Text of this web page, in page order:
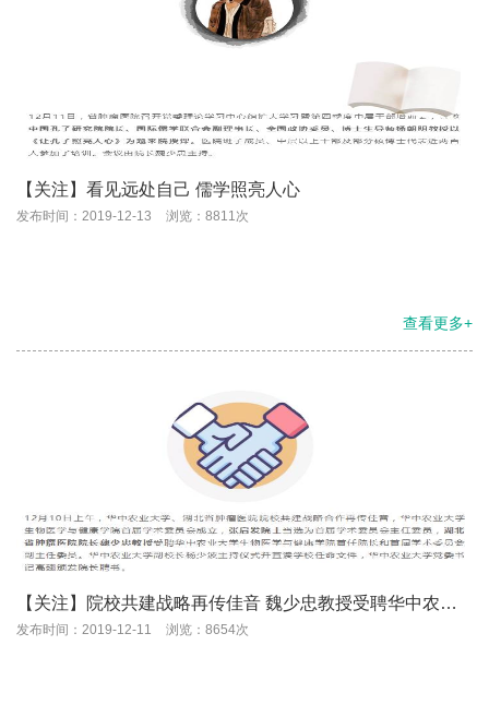
【关注】看见远处自己 儒学照亮人心
发布时间：2019-12-13 浏览：8811次
查看更多+
【关注】院校共建战略再传佳音 魏少忠教授受聘华中农业
大学生物医学与健康学院首任院长
发布时间：2019-12-11 浏览：8654次